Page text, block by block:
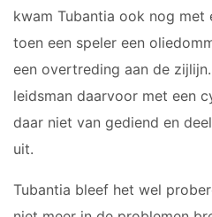
kwam Tubantia ook nog met
toen een speler een
een overtreding aan de
leidsman daarvoor met een
daar niet van gediend en
uit.
Tubantia bleef het wel